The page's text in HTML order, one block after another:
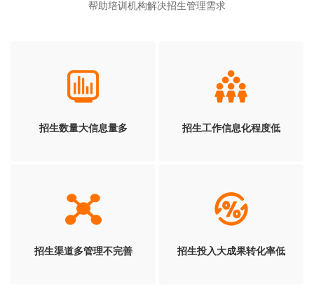
帮助培训机构解决招生管理需求
招生数量大信息量多 招生工作信息化程度低
招生渠道多管理不完善 招生投入大成果转化率低